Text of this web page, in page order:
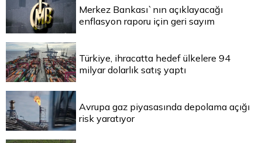
Merkez Bankası`nın açıklayacağı
enflasyon raporu için geri sayım
Türkiye, ihracatta hedef ülkelere 94
milyar dolarlık satış yaptı
Avrupa gaz piyasasında depolama açığı
risk yaratıyor